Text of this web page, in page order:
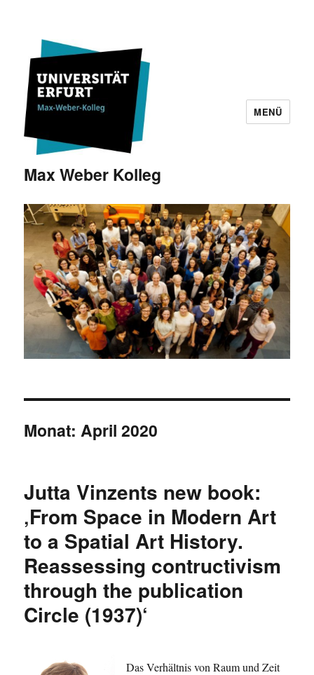
Max Weber Kolleg
MENÜ
Monat:April 2020
Jutta Vinzents new book:
‚From Space in Modern Art
to a Spatial Art History.
Reassessing contructivism
through the publication
Circle (1937)‘
Das Verhältnis von Raum und Zeit